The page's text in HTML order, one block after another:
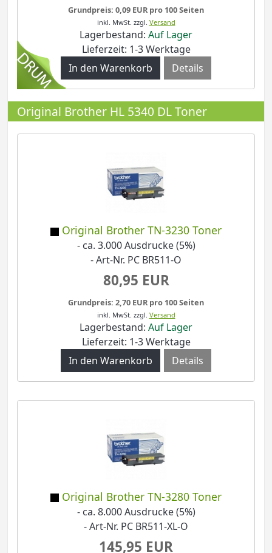
Grundpreis: 0,09 EUR pro 100 Seiten
inkl. MwSt. zzgl. Versand
Lagerbestand: Auf Lager
Lieferzeit: 1-3 Werktage
Details
Original Brother HL 5340 DL Toner
Original Brother TN-3230 Toner
- ca. 3.000 Ausdrucke (5%)
- Art-Nr. PC BR511-O
80,95 EUR
Grundpreis: 2,70 EUR pro 100 Seiten
inkl. MwSt. zzgl. Versand
Lagerbestand: Auf Lager
Lieferzeit: 1-3 Werktage
Details
Original Brother TN-3280 Toner
- ca. 8.000 Ausdrucke (5%)
- Art-Nr. PC BR511-XL-O
145,95 EUR